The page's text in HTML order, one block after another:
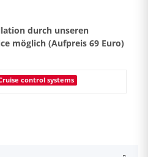
durch unseren
möglich (Aufpreis 69 Euro)
control systems